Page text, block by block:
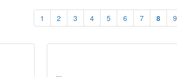
1 2 3 4 5 6 7 8 9